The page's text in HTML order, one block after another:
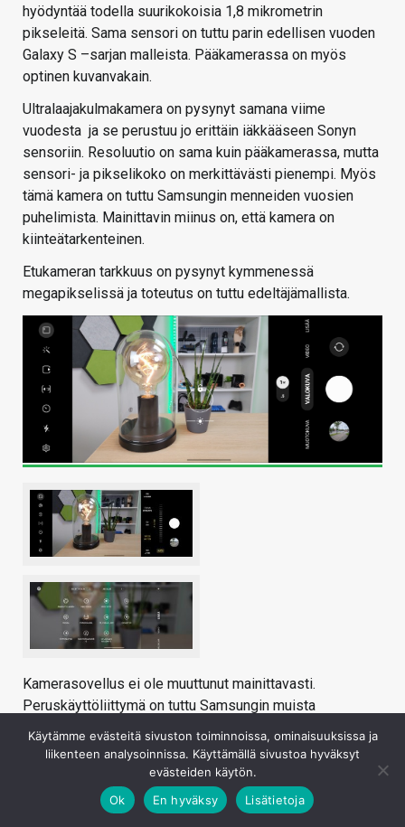
hyödyntää todella suurikokoisia 1,8 mikrometrin
pikseleitä. Sama sensori on tuttu parin edellisen vuoden
Galaxy S –sarjan malleista. Pääkamerassa on myös
optinen kuvanvakain.
Ultralaajakulmakamera on pysynyt samana viime
vuodesta ja se perustuu jo erittäin iäkkääseen Sonyn
sensoriin. Resoluutio on sama kuin pääkamerassa, mutta
sensori- ja pikselikoko on merkittävästi pienempi. Myös
tämä kamera on tuttu Samsungin menneiden vuosien
puhelimista. Mainittavin miinus on, että kamera on
kiinteätarkenteinen.
Etukameran tarkkuus on pysynyt kymmenessä
megapikselissä ja toteutus on tuttu edeltäjämallista.
Kamerasovellus ei ole muuttunut mainittavasti.
Peruskäyttöliittymä on tuttu Samsungin muista
puhelimista ja sekaan on lisätty muutama Flipin
rakennetta hyödyntävä lisätoiminto, kuten puolittain
taitetun näytön kuvaustila sekä mahdollisuus hyödyntää
kansinäyttöä kuvatessa. Kokonaisuudessaan Samsungin
kamerasovellus on toimiva ja melko monipuolinen.
Käytämme evästeitä sivuston toiminnoissa, ominaisuuksissa ja
liikenteen analysoinnissa. Käyttämällä sivustoa hyväksyt
evästeiden käytön.
Ok
En hyväksy Lisätietoja